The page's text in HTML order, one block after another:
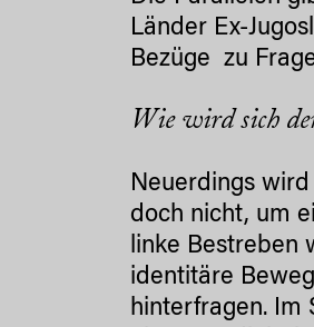
Länder Ex-
Bezüge zu
Wie wird sich
Neuerdings
doch nicht, um
linke Bestreben
identitäre
hinterfragen. Im